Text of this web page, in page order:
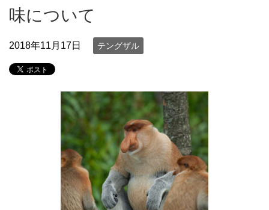
味について
2018年11月17日 テングザル